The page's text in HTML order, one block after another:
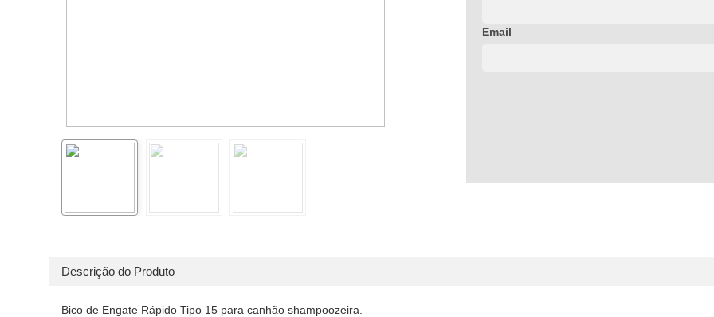
Email
Descrição do Produto
Bico de Engate Rápido Tipo 15 para canhão shampoozeira.